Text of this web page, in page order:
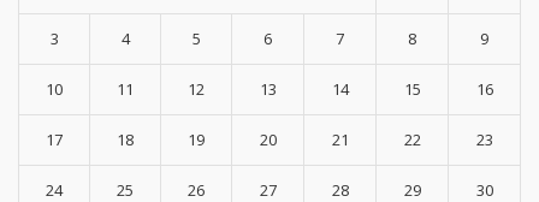
3 4 5 6 7 8 9
10 11 12 13 14 15 16
17 18 19 20 21 22 23
24 25 26 27 28 29 30